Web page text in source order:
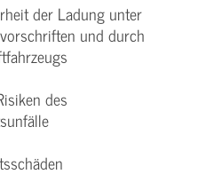
der Ladung unter
und durch
des